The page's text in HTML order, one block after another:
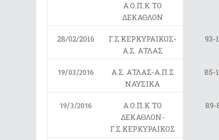
Α.Ο.Π.Κ ΤΟ
ΔΕΚΑΘΛΟΝ
28/02/2016
Γ.Σ.ΚΕΡΚΥΡΑΙΚΟΣ-
Α.Σ. ΑΤΛΑΣ
93-
19/03/2016
Α.Σ. ΑΤΛΑΣ-Α.Π.Σ
ΝΑΥΣΙΚΑ
85-
19/3/2016
Α.Ο.Π.Κ ΤΟ
ΔΕΚΑΘΛΟΝ-
Γ.Σ.ΚΕΡΚΥΡΑΙΚΟΣ
89-